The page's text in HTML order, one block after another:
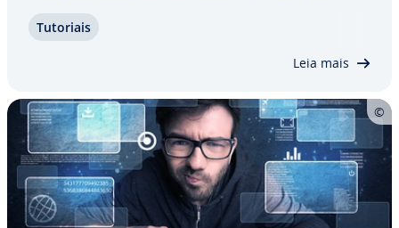
ca­rac­te­res des­ne­ces­sá­rios em grandes conjuntos
Tutoriais
Leia mais